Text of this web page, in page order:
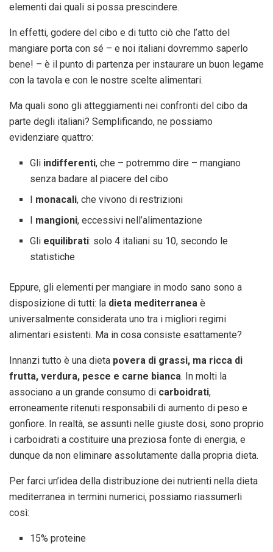
elementi dai quali si possa prescindere.
In effetti, godere del cibo e di tutto ciò che l’atto del
mangiare porta con sé – e noi italiani dovremmo saperlo
bene! – è il punto di partenza per instaurare un buon legame
con la tavola e con le nostre scelte alimentari.
Ma quali sono gli atteggiamenti nei confronti del cibo da
parte degli italiani? Semplificando, ne possiamo
evidenziare quattro:
Gli indifferenti, che – potremmo dire – mangiano
senza badare al piacere del cibo
I monacali, che vivono di restrizioni
I mangioni, eccessivi nell’alimentazione
Gli equilibrati: solo 4 italiani su 10, secondo le
statistiche
Eppure, gli elementi per mangiare in modo sano sono a
disposizione di tutti: la dieta mediterranea è
universalmente considerata uno tra i migliori regimi
alimentari esistenti. Ma in cosa consiste esattamente?
Innanzi tutto è una dieta povera di grassi, ma ricca di
frutta, verdura, pesce e carne bianca. In molti la
associano a un grande consumo di carboidrati,
erroneamente ritenuti responsabili di aumento di peso e
gonfiore. In realtà, se assunti nelle giuste dosi, sono proprio
i carboidrati a costituire una preziosa fonte di energia, e
dunque da non eliminare assolutamente dalla propria dieta.
Per farci un’idea della distribuzione dei nutrienti nella dieta
mediterranea in termini numerici, possiamo riassumerli
così:
15% proteine